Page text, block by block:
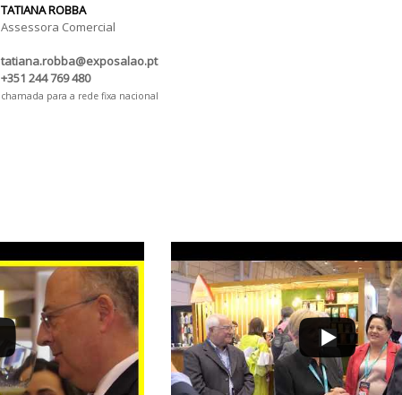
TATIANA ROBBA
Assessora Comercial
tatiana.robba@exposalao.pt
+351 244 769 480
chamada para a rede fixa nacional